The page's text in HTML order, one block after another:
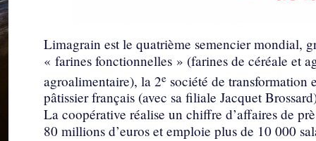
Limagrain est le quatrième semencier mondial,
« farines fonctionnelles » (farines de céréale et
agroalimentaire), la 2e société de
pâtissier français (avec sa filiale Jacquet
La coopérative réalise un chiffre d’affaires de
80 millions d’euros et emploie plus de 10 000